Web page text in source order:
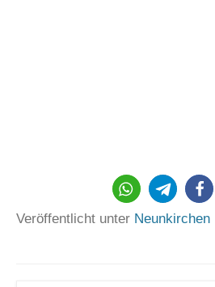
Veröffentlicht unter Neunkirchen